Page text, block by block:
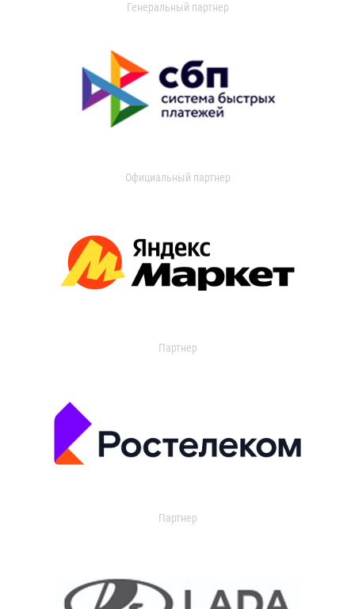
Генеральный партнер
Официальный партнер
Партнер
Партнер